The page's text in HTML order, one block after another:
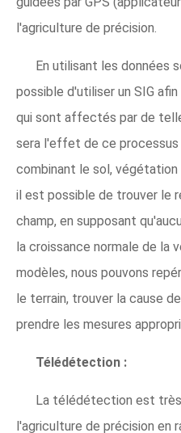
l'agriculture de précision.
En utilisant les données
possible d'utiliser un SIG
qui sont affectés par de
sera l'effet de ce processus
combinant le sol,
il est possible de trouver le
champ, en supposant
la croissance normale de la
modèles, nous pouvons
le terrain, trouver la cause
prendre les mesures
Télédétection :
La télédétection est
l'agriculture de précision en